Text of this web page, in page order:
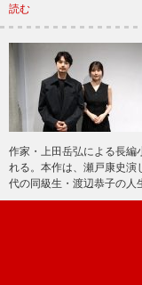
読む
作家・上田岳弘による長編
れる。本作は、瀬戸康史演
代の同級生・渡辺恭子の人